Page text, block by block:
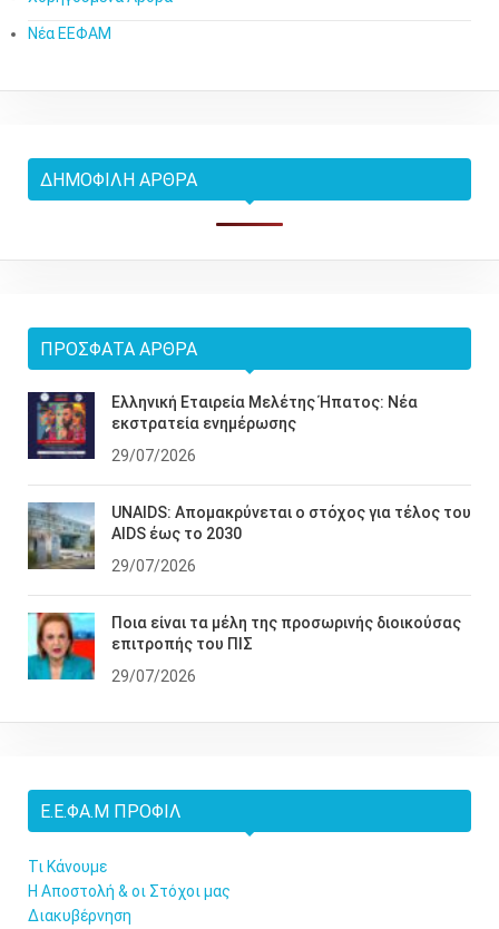
Νέα ΕΕΦΑΜ
ΔΗΜΟΦΙΛΉ ΆΡΘΡΑ
ΠΡΌΣΦΑΤΑ ΆΡΘΡΑ
Ελληνική Εταιρεία Μελέτης Ήπατος: Νέα
εκστρατεία ενημέρωσης
29/07/2026
UNAIDS: Απομακρύνεται ο στόχος για τέλος του
AIDS έως το 2030
29/07/2026
Ποια είναι τα μέλη της προσωρινής διοικούσας
επιτροπής του ΠΙΣ
29/07/2026
Ε.Ε.ΦΑ.Μ ΠΡΟΦΊΛ
Τι Κάνουμε
Η Αποστολή & οι Στόχοι μας
Διακυβέρνηση